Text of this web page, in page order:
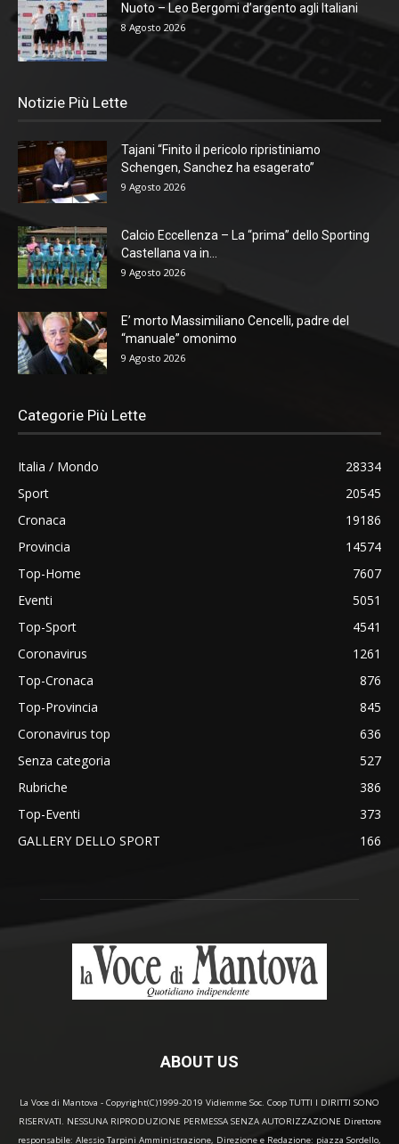
Nuoto – Leo Bergomi d’argento agli Italiani
8 Agosto 2026
Notizie Più Lette
Tajani “Finito il pericolo ripristiniamo
Schengen, Sanchez ha esagerato”
9 Agosto 2026
Calcio Eccellenza – La “prima” dello Sporting
Castellana va in...
9 Agosto 2026
E’ morto Massimiliano Cencelli, padre del
“manuale” omonimo
9 Agosto 2026
Categorie Più Lette
Italia / Mondo
28334
Sport
20545
Cronaca
19186
Provincia
14574
Top-Home
7607
Eventi
5051
Top-Sport
4541
Coronavirus
1261
Top-Cronaca
876
Top-Provincia
845
Coronavirus top
636
Senza categoria
527
Rubriche
386
Top-Eventi
373
GALLERY DELLO SPORT
166
ABOUT US
La Voce di Mantova - Copyright(C)1999-2019 Vidiemme Soc. Coop TUTTI I DIRITTI SONO
RISERVATI. NESSUNA RIPRODUZIONE PERMESSA SENZA AUTORIZZAZIONE Direttore
responsabile: Alessio Tarpini Amministrazione, Direzione e Redazione: piazza Sordello,